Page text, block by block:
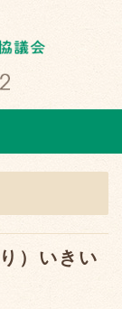
）いきい